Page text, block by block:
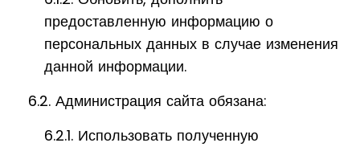
предоставленную информацию о
персональных данных в случае изменения
данной информации.
6.2. Администрация сайта обязана:
6.2.1. Использовать полученную